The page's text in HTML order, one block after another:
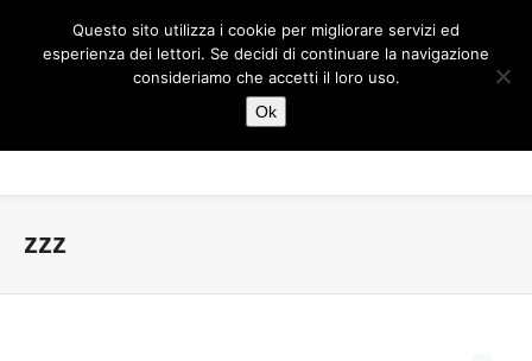
zzz
Questo sito utilizza i cookie per migliorare servizi ed
esperienza dei lettori. Se decidi di continuare la navigazione
consideriamo che accetti il loro uso.
Ok